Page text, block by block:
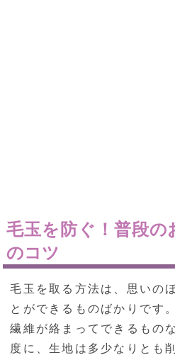
毛玉を防ぐ！普段の
のコツ
毛玉を取る方法は、思いの
とができるものばかりです
繊維が絡まってできるもの
度に、生地は多少なりとも